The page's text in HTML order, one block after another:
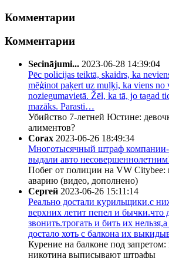
Комментарии
Комментарии
Secinājumi... 2023-06-28 14:39:04
Pēc policijas teiktā, skaidrs, ka
mēģinot paķert uz muļķi, ka viens no
noziegumavietā. Žēl, ka tā, jo tagad
mazāks. Parasti…
Убийство 7-летней Юстине:
алиментов?
Corax 2023-06-26 18:49:34
Многотысячный штраф компании-
выдали авто
Побег от полиции на VW Citybee:
аварию (видео, дополнено)
Сергей 2023-06-26 15:11:14
Реально достали курильщики.с
верхних летит пепел и бычки.что
звонить.трогать и бить их
достало хоть с балкона их
Курение на балконе под
никотина выписывают штрафы